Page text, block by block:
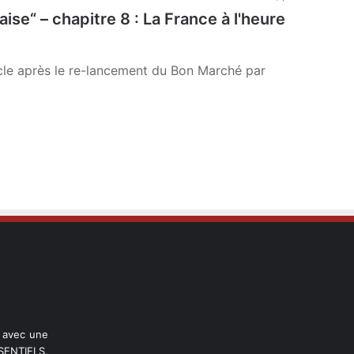
– chapitre 8 : La France à l'heure
après le re-lancement du Bon Marché par
une